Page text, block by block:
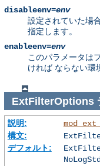
disableenv=env
設定されていた場
指定します。
enableenv=env
このパラメータは
ければ ならない環
ExtFilterOptions
説明:
構文:
デフォルト: